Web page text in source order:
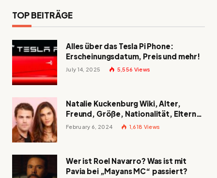
TOP BEITRÄGE
Alles über das Tesla Pi Phone:
Erscheinungsdatum, Preis und mehr!
July 14, 2025 5,556 Views
Natalie Kuckenburg Wiki, Alter,
Freund, Größe, Nationalität, Eltern
und mehr
February 6, 2024 1,618 Views
Wer ist Roel Navarro? Was ist mit
Pavia bei „Mayans MC“ passiert?